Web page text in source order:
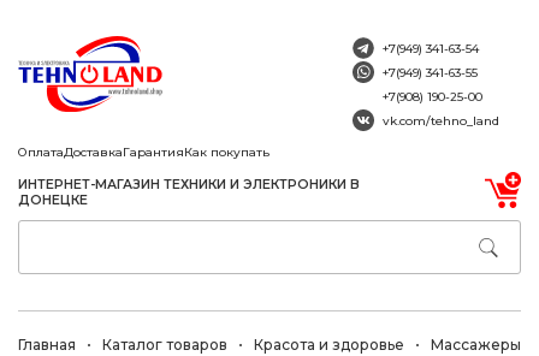
ОплатаДоставкаГарантияКак покупать
ИНТЕРНЕТ-МАГАЗИН ТЕХНИКИ И ЭЛЕКТРОНИКИ В
ДОНЕЦКЕ
+7(949) 341-63-54
+7(949) 341-63-55
+7(908) 190-25-00
vk.com/tehno_land
Главная Каталог товаров Красота и здоровье Массажеры